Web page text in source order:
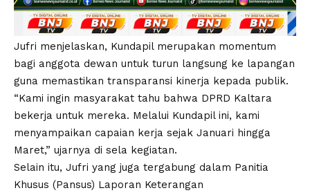
Jufri menjelaskan, Kundapil merupakan momentum
bagi anggota dewan untuk turun langsung ke lapangan
guna memastikan transparansi kinerja kepada publik.
“Kami ingin masyarakat tahu bahwa DPRD Kaltara
bekerja untuk mereka. Melalui Kundapil ini, kami
menyampaikan capaian kerja sejak Januari hingga
Maret,” ujarnya di sela kegiatan.
Selain itu, Jufri yang juga tergabung dalam Panitia
Khusus (Pansus) Laporan Keterangan